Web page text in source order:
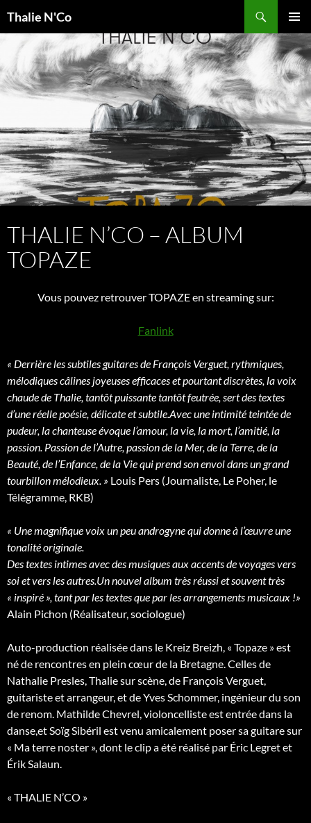
Thalie N'Co
MENU
CONTENU
THALIE N’CO – ALBUM
TOPAZE
Vous pouvez retrouver TOPAZE en streaming sur:
Fanlink
« Derrière les subtiles guitares de François Verguet, rythmiques,
mélodiques câlines joyeuses efficaces et pourtant discrètes, la voix
chaude de Thalie, tantôt puissante tantôt feutrée, sert des textes
d’une réelle poésie, délicate et subtile.Avec une intimité teintée de
pudeur, la chanteuse évoque l’amour, la vie, la mort, l’amitié, la
passion. Passion de l’Autre, passion de la Mer, de la Terre, de la
Beauté, de l’Enfance, de la Vie qui prend son envol dans un grand
tourbillon mélodieux. » Louis Pers (Journaliste, Le Poher, le
Télégramme, RKB)
« Une magnifique voix un peu androgyne qui donne à l’œuvre une
tonalité originale.
Des textes intimes avec des musiques aux accents de voyages vers
soi et vers les autres.Un nouvel album très réussi et souvent très
« inspiré », tant par les textes que par les arrangements musicaux !»
Alain Pichon (Réalisateur, sociologue)
Auto-production réalisée dans le Kreiz Breizh, « Topaze » est
né de rencontres en plein cœur de la Bretagne. Celles de
Nathalie Presles, Thalie sur scène, de François Verguet,
guitariste et arrangeur, et de Yves Schommer, ingénieur du son
de renom. Mathilde Chevrel, violoncelliste est entrée dans la
danse,et Soïg Sibéril est venu amicalement poser sa guitare sur
« Ma terre noster », dont le clip a été réalisé par Éric Legret et
Érik Salaun.
« THALIE N’CO »